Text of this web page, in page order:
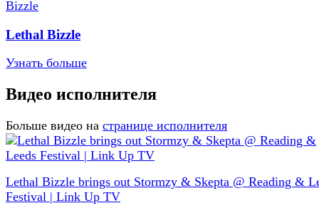
Lethal Bizzle
Узнать больше
Видео исполнителя
Больше видео на странице исполнителя
Lethal Bizzle brings out Stormzy & Skepta @ Reading &
Festival | Link Up TV